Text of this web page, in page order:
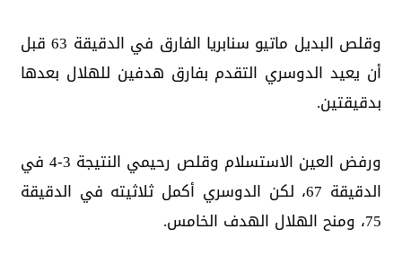
وقلص البديل ماتيو سنابريا الفارق في الدقيقة 63 قبل
أن يعيد الدوسري التقدم بفارق هدفين للهلال بعدها
بدقيقتين.
ورفض العين الاستسلام وقلص رحيمي النتيجة 3-4 في
الدقيقة 67، لكن الدوسري أكمل ثلاثيته في الدقيقة
75، ومنح الهلال الهدف الخامس.